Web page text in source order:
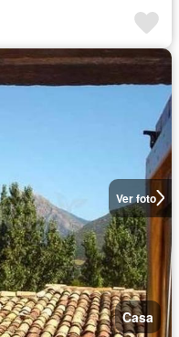
Ver foto
Casa